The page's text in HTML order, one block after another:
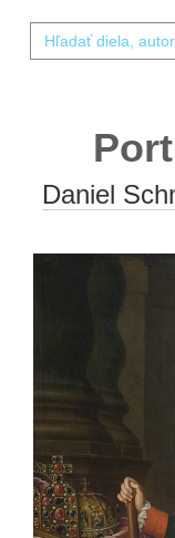
Daniel